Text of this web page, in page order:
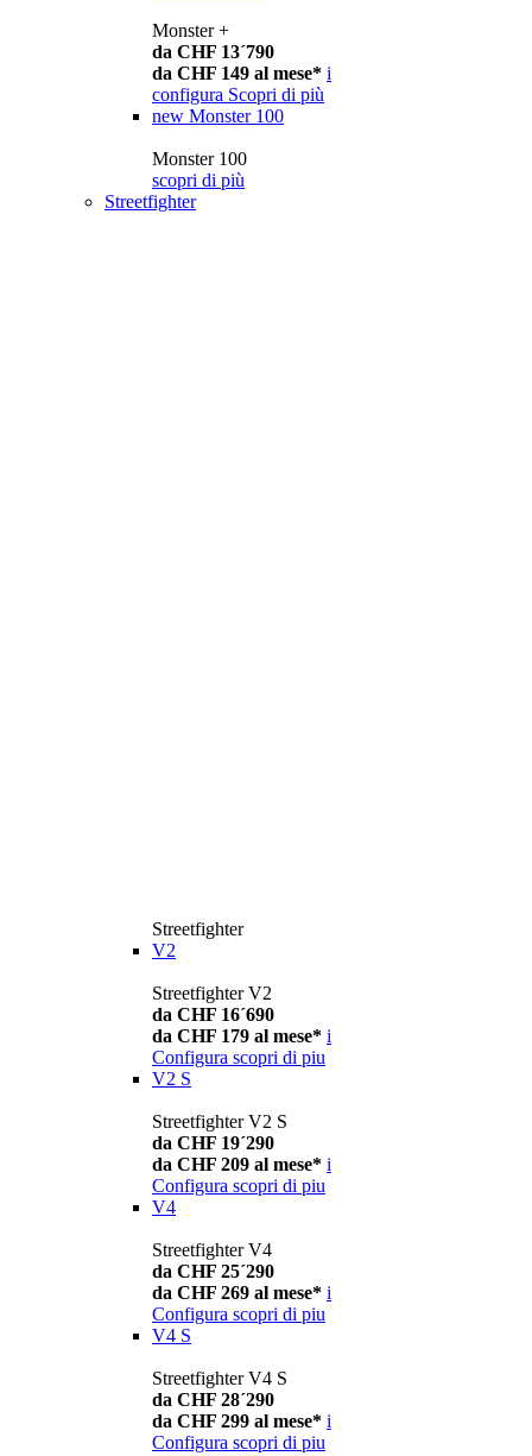
Monster +
da CHF 13´790
da CHF 149 al mese* i
configura Scopri di più
new Monster 100
Monster 100
scopri di più
Streetfighter
Streetfighter
V2
Streetfighter V2
da CHF 16´690
da CHF 179 al mese* i
Configura scopri di piu
V2 S
Streetfighter V2 S
da CHF 19´290
da CHF 209 al mese* i
Configura scopri di piu
V4
Streetfighter V4
da CHF 25´290
da CHF 269 al mese* i
Configura scopri di piu
V4 S
Streetfighter V4 S
da CHF 28´290
da CHF 299 al mese* i
Configura scopri di piu